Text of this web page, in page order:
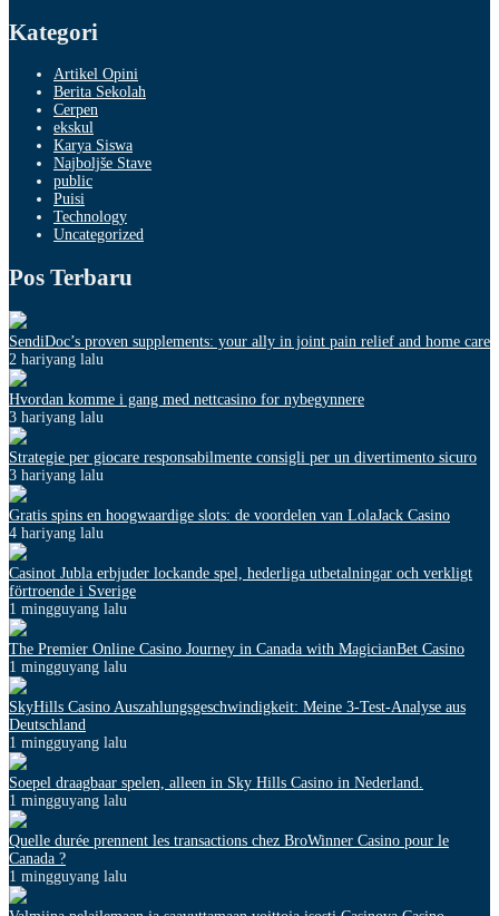
Kategori
Artikel Opini
Berita Sekolah
Cerpen
ekskul
Karya Siswa
Najboljše Stave
public
Puisi
Technology
Uncategorized
Pos Terbaru
SendiDoc’s proven supplements: your ally in joint pain relief and home care
2 hariyang lalu
Hvordan komme i gang med nettcasino for nybegynnere
3 hariyang lalu
Strategie per giocare responsabilmente consigli per un divertimento sicuro
3 hariyang lalu
Gratis spins en hoogwaardige slots: de voordelen van LolaJack Casino
4 hariyang lalu
Casinot Jubla erbjuder lockande spel, hederliga utbetalningar och verkligt
förtroende i Sverige
1 mingguyang lalu
The Premier Online Casino Journey in Canada with MagicianBet Casino
1 mingguyang lalu
SkyHills Casino Auszahlungsgeschwindigkeit: Meine 3-Test-Analyse aus
Deutschland
1 mingguyang lalu
Soepel draagbaar spelen, alleen in Sky Hills Casino in Nederland.
1 mingguyang lalu
Quelle durée prennent les transactions chez BroWinner Casino pour le
Canada ?
1 mingguyang lalu